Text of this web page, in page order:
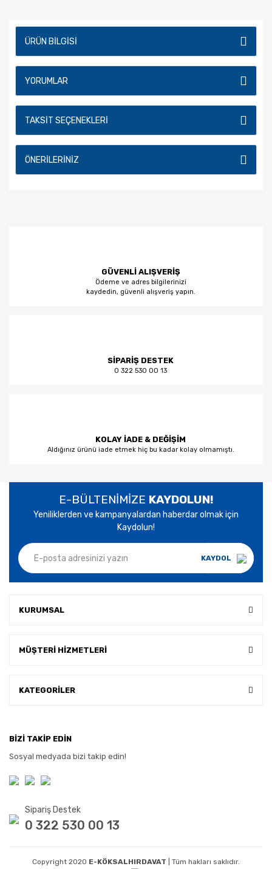
ÜRÜN BILGISI
YORUMLAR
TAKSIT SEÇENEKLERI
ÖNERILERINIZ
GÜVENLİ ALIŞVERİŞ
Ödeme ve adres bilgilerinizi
kaydedin, güvenli alışveriş yapın.
SİPARİŞ DESTEK
0 322 530 00 13
KOLAY İADE & DEĞİŞİM
Aldığınız ürünü iade etmek hiç bu kadar kolay olmamıştı.
E-BÜLTENİMİZE KAYDOLUN!
Yeniliklerden ve kampanyalardan haberdar olmak için
Kaydolun!
KAYDOL
KURUMSAL
MÜŞTERİ HİZMETLERİ
KATEGORİLER
BİZİ TAKİP EDİN
Sosyal medyada bizi takip edin!
Sipariş Destek
0 322 530 00 13
Copyright 2020 E-KÖKSALHIRDAVAT | Tüm hakları saklıdır.